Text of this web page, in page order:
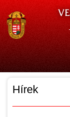
Hírek